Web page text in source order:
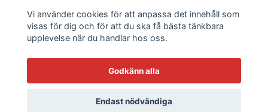
© 2026 Sofias PysselParadis
Vi använder cookies för att anpassa det innehåll som
visas för dig och för att du ska få bästa tänkbara
upplevelse när du handlar hos oss.
Godkänn alla
Endast nödvändiga